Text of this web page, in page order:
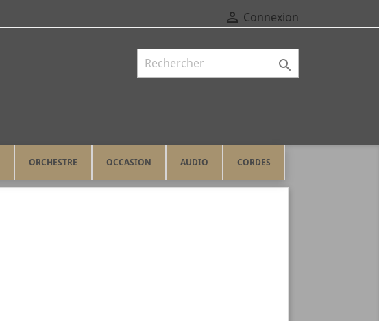
 Connexion

ORCHESTRE OCCASION AUDIO CORDES